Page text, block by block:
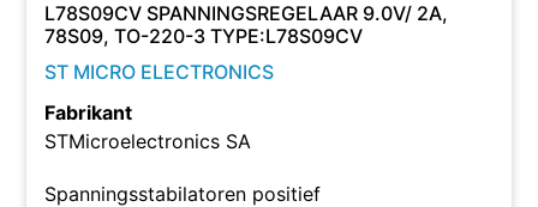
L78S09CV SPANNINGSREGELAAR 9.0V/ 2A,
78S09, TO-220-3 TYPE:L78S09CV
ST MICRO ELECTRONICS
Fabrikant
STMicroelectronics SA
Spanningsstabilatoren positief